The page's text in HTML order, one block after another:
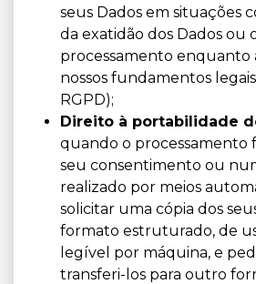
seus Dados em situações
da exatidão dos Dados ou
processamento enquanto
nossos fundamentos legais
RGPD);
Direito à portabilidade
quando o processamento
seu consentimento ou
realizado por meios
solicitar uma cópia dos
formato estruturado, de
legível por máquina, e
transferi-los para outro